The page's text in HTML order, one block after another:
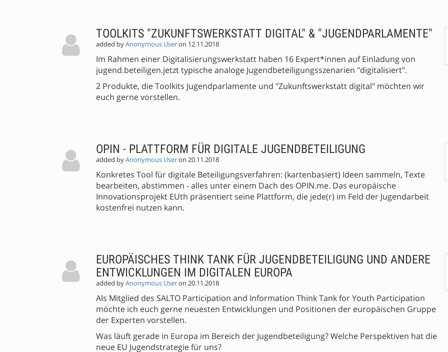
TOOLKITS "ZUKUNFTSWERKSTATT DIGITAL" & "JUGENDPARLAMENTE"
added byAnonymous Useron 12.11.2018
Im Rahmen einer Digitalisierungswerkstatt haben 16 Expert*innen auf Einladung von
jugend.beteiligen.jetzt typische analoge Jugendbeteiligungsszenarien "digitalisiert".
2 Produkte, die Toolkits Jugendparlamente und "Zukunftswerkstatt digital" möchten wir
euch gerne vorstellen.
OPIN - PLATTFORM FÜR DIGITALE JUGENDBETEILIGUNG
added byAnonymous Useron 20.11.2018
Konkretes Tool für digitale Beteiligungsverfahren: (kartenbasiert) Ideen sammeln, Texte
bearbeiten, abstimmen - alles unter einem Dach des OPIN.me. Das europäische
Innovationsprojekt EUth präsentiert seine Plattform, die jede(r) im Feld der Jugendarbeit
kostenfrei nutzen kann.
EUROPÄISCHES THINK TANK FÜR JUGENDBETEILIGUNG UND ANDERE
ENTWICKLUNGEN IM DIGITALEN EUROPA
added byAnonymous Useron 20.11.2018
Als Mitglied des SALTO Participation and Information Think Tank for Youth Participation
möchte ich euch gerne neuesten Entwicklungen und Positionen der europäischen Gruppe
der Experten vorstellen.
Was läuft gerade in Europa im Bereich der Jugendbeteiligung? Welche Perspektiven hat die
neue EU Jugendstrategie für uns?